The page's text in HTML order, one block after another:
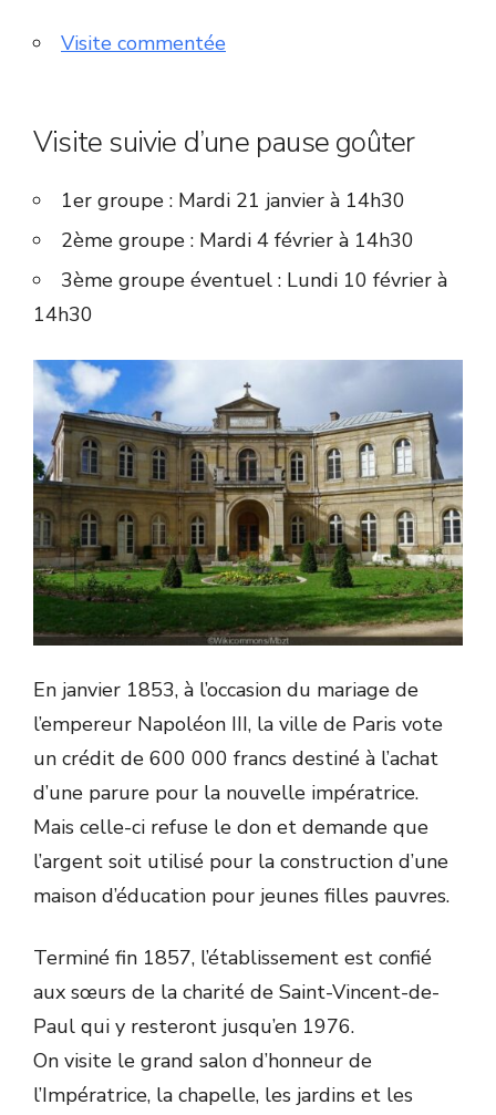
Visite commentée
Visite suivie d’une pause goûter
1er groupe : Mardi 21 janvier à 14h30
2ème groupe : Mardi 4 février à 14h30
3ème groupe éventuel : Lundi 10 février à
14h30
En janvier 1853, à l’occasion du mariage de
l’empereur Napoléon III, la ville de Paris vote
un crédit de 600 000 francs destiné à l’achat
d’une parure pour la nouvelle impératrice.
Mais celle-ci refuse le don et demande que
l’argent soit utilisé pour la construction d’une
maison d’éducation pour jeunes filles pauvres.
Terminé fin 1857, l’établissement est confié
aux sœurs de la charité de Saint-Vincent-de-
Paul qui y resteront jusqu’en 1976.
On visite le grand salon d’honneur de
l’Impératrice, la chapelle, les jardins et les